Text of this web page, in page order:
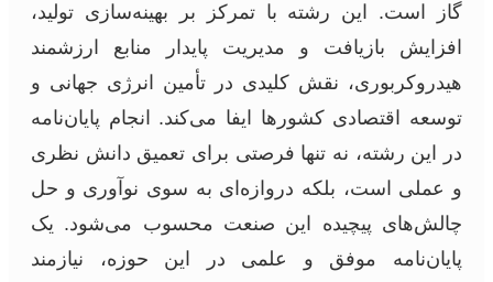
گاز است. این رشته با تمرکز بر بهینه‌سازی تولید،
افزایش بازیافت و مدیریت پایدار منابع ارزشمند
هیدروکربوری، نقش کلیدی در تأمین انرژی جهانی و
توسعه اقتصادی کشورها ایفا می‌کند. انجام پایان‌نامه
در این رشته، نه تنها فرصتی برای تعمیق دانش نظری
و عملی است، بلکه دروازه‌ای به سوی نوآوری و حل
چالش‌های پیچیده این صنعت محسوب می‌شود. یک
پایان‌نامه موفق و علمی در این حوزه، نیازمند